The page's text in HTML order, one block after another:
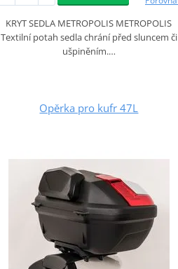
KRYT SEDLA METROPOLIS METROPOLIS
Textilní potah sedla chrání před sluncem či
ušpiněním.…
Opěrka pro kufr 47L